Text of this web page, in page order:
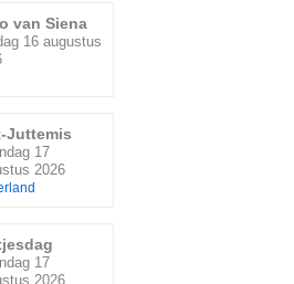
van Siena
16 augustus
Juttemis
17
2026
17
2026